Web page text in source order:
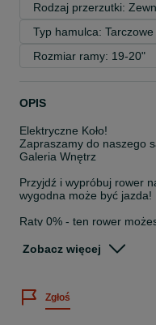
Rodzaj przerzutki:
Typ hamulca:
Rozmiar ramy: 19-20"
OPIS
Elektryczne Koło!
Zapraszamy do naszego
Galeria Wnętrz
Przyjdź i wypróbuj rower
wygodna może być jazda!
Raty 0% - ten rower
Rozmiar ramy: 19"
Model: unisex
Zobacz więcej
Zgłoś